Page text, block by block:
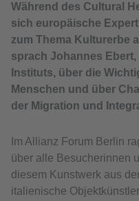
Während des Cultural
sich europäische
zum Thema Kulturerbe
sprach Johannes
Instituts, über die
Menschen und über
der Migration und
Im Allianz Forum Berlin
über alle Besucherinnen
diesem Kunstwerk aus
italienische